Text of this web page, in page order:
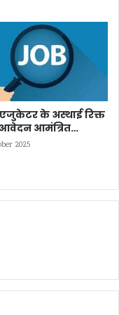
के अस्थाई रिक्त
आमंत्रित…
2025